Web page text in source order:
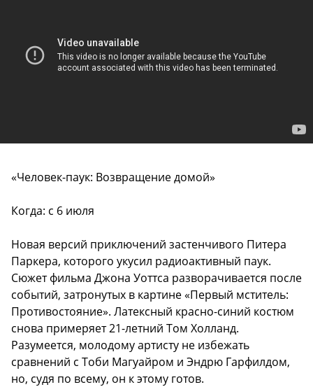
«Человек-паук: Возвращение домой»
Когда: с 6 июля
Новая версий приключений застенчивого Питера
Паркера, которого укусил радиоактивный паук.
Сюжет фильма Джона Уоттса разворачивается после
событий, затронутых в картине «Первый мститель:
Противостояние». Латексный красно-синий костюм
снова примеряет 21-летний Том Холланд.
Разумеется, молодому артисту не избежать
сравнений с Тоби Магуайром и Эндрю Гарфилдом,
но, судя по всему, он к этому готов.